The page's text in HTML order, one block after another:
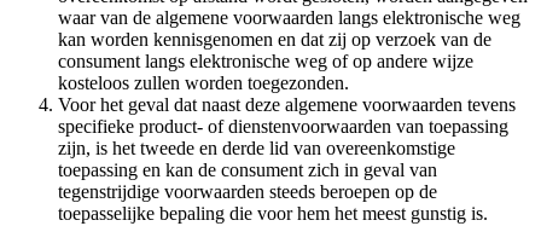
waar van de algemene voorwaarden langs elektronische weg
kan worden kennisgenomen en dat zij op verzoek van de
consument langs elektronische weg of op andere wijze
kosteloos zullen worden toegezonden.
Voor het geval dat naast deze algemene voorwaarden tevens
specifieke product- of dienstenvoorwaarden van toepassing
zijn, is het tweede en derde lid van overeenkomstige
toepassing en kan de consument zich in geval van
tegenstrijdige voorwaarden steeds beroepen op de
toepasselijke bepaling die voor hem het meest gunstig is.